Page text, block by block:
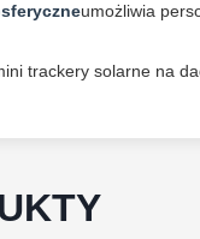
umożliwia
trackery solarne na